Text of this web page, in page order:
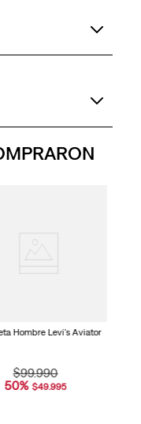
Hombre Levi's Aviator
$99.990
50% $49.995